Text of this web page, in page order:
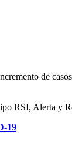
de
RSI, Alerta y
19